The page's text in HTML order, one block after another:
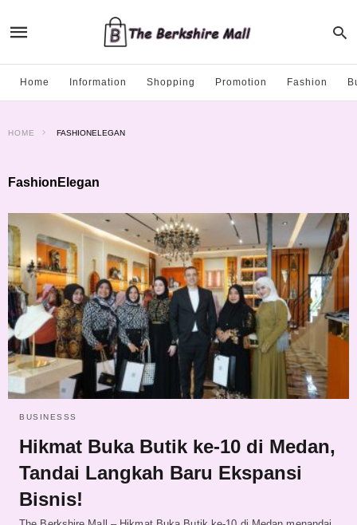
Home Information Shopping Promotion Fashion
HOME FASHIONELEGAN
FashionElegan
BUSINESSS
Hikmat Buka Butik ke-10 di Medan,
Tandai Langkah Baru Ekspansi
Bisnis!